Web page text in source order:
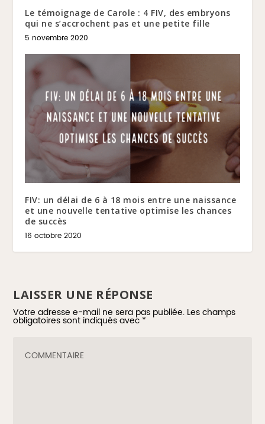
Le témoignage de Carole : 4 FIV, des embryons
qui ne s’accrochent pas et une petite fille
5 novembre 2020
FIV: un délai de 6 à 18 mois entre une naissance
et une nouvelle tentative optimise les chances
de succès
16 octobre 2020
LAISSER UNE RÉPONSE
Votre adresse e-mail ne sera pas publiée. Les champs
obligatoires sont indiqués avec *